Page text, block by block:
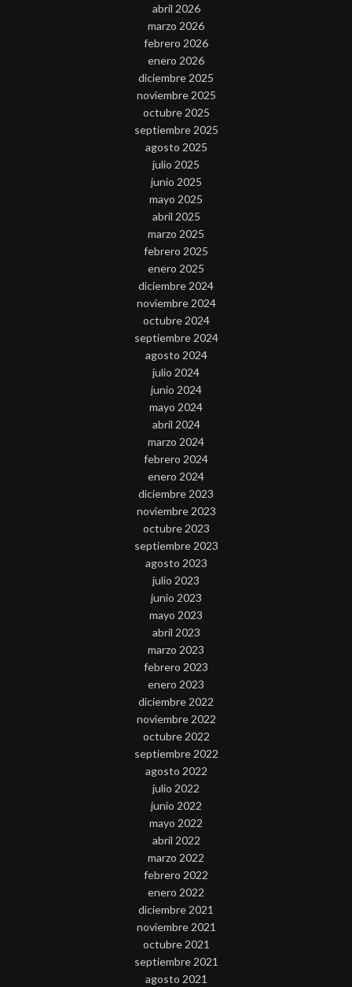
abril 2026
marzo 2026
febrero 2026
enero 2026
diciembre 2025
noviembre 2025
octubre 2025
septiembre 2025
agosto 2025
julio 2025
junio 2025
mayo 2025
abril 2025
marzo 2025
febrero 2025
enero 2025
diciembre 2024
noviembre 2024
octubre 2024
septiembre 2024
agosto 2024
julio 2024
junio 2024
mayo 2024
abril 2024
marzo 2024
febrero 2024
enero 2024
diciembre 2023
noviembre 2023
octubre 2023
septiembre 2023
agosto 2023
julio 2023
junio 2023
mayo 2023
abril 2023
marzo 2023
febrero 2023
enero 2023
diciembre 2022
noviembre 2022
octubre 2022
septiembre 2022
agosto 2022
julio 2022
junio 2022
mayo 2022
abril 2022
marzo 2022
febrero 2022
enero 2022
diciembre 2021
noviembre 2021
octubre 2021
septiembre 2021
agosto 2021